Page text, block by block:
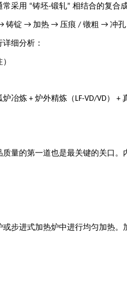
常采用 “铸坯-锻轧” 相结合的复合
铸锭 → 加热 → 压痕 / 镦粗 → 冲孔
细分析：
炉冶炼 + 炉外精炼（ LF-VD/VD） +
量的第一道也是最关键的关口
步进式加热炉中进行均匀加热。